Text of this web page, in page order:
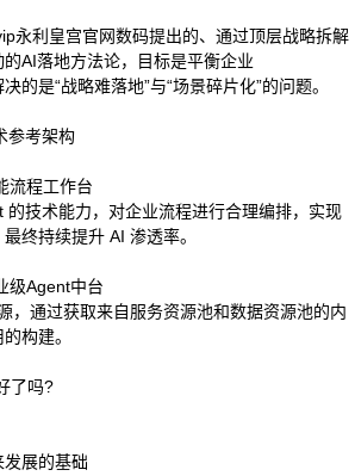
永利皇宫官网数码提出的、通过顶层战略拆解
AI落地方法论，目标是平衡企业
的是“战略难落地”与“场景碎片化”的问题。
参考架构
流程工作台
的技术能力，对企业流程进行合理编排，实现
终持续提升 AI 渗透率。
级Agent中台
，通过获取来自服务资源池和数据资源池的内
构建。
了吗?
展的基础